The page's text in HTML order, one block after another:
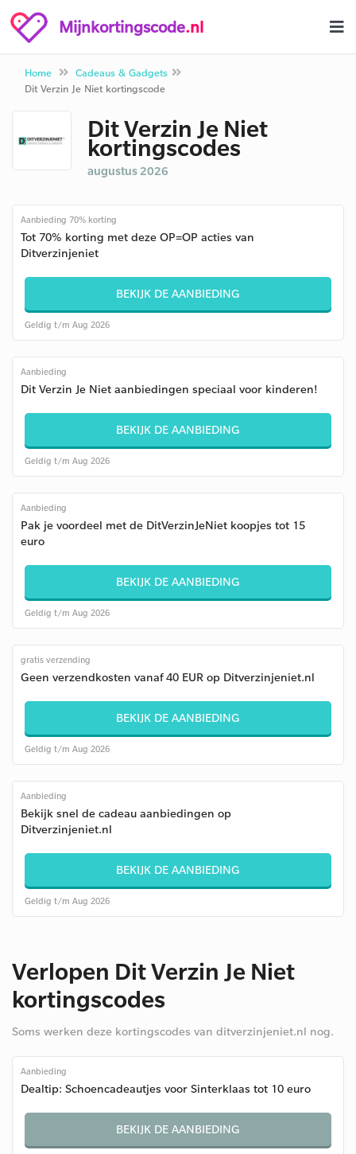
Mijnkortingscode.nl
Home
Cadeaus & Gadgets
Dit Verzin Je Niet kortingscode
Dit Verzin Je Niet
kortingscodes
augustus 2026
Aanbieding 70% korting
Tot 70% korting met deze OP=OP acties van
Ditverzinjeniet
BEKIJK DE AANBIEDING
Geldig t/m Aug 2026
Aanbieding
Dit Verzin Je Niet aanbiedingen speciaal voor kinderen!
BEKIJK DE AANBIEDING
Geldig t/m Aug 2026
Aanbieding
Pak je voordeel met de DitVerzinJeNiet koopjes tot 15
euro
BEKIJK DE AANBIEDING
Geldig t/m Aug 2026
gratis verzending
Geen verzendkosten vanaf 40 EUR op Ditverzinjeniet.nl
BEKIJK DE AANBIEDING
Geldig t/m Aug 2026
Aanbieding
Bekijk snel de cadeau aanbiedingen op
Ditverzinjeniet.nl
BEKIJK DE AANBIEDING
Geldig t/m Aug 2026
Verlopen Dit Verzin Je Niet
kortingscodes
Soms werken deze kortingscodes van ditverzinjeniet.nl nog.
Aanbieding
Dealtip: Schoencadeautjes voor Sinterklaas tot 10 euro
BEKIJK DE AANBIEDING